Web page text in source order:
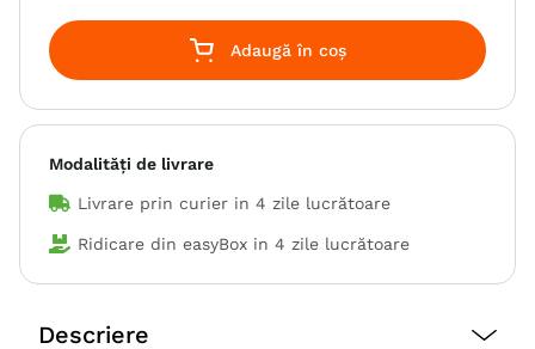
recompense caini
Adaugă în coș
Modalități de livrare
Livrare prin curier in 4 zile lucrătoare
Ridicare din easyBox in 4 zile lucrătoare
Descriere